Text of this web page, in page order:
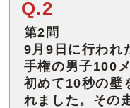
Q.2
第2問
9月9日に行われ
手権の男子100
初めて10秒の壁
れました。その